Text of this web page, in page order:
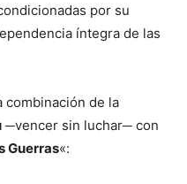
por su
íntegra de las
combinación de la
─vencer sin luchar─ con
Guerras«: